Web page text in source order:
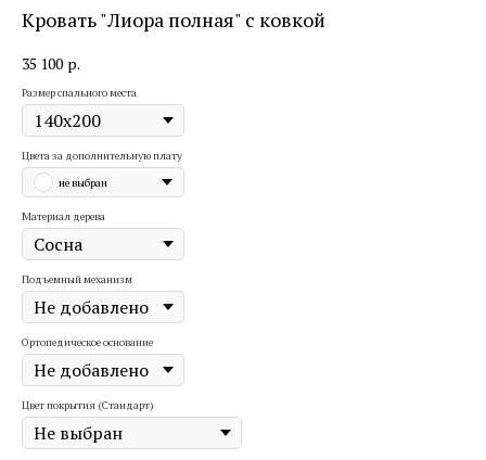
Кровать "Лиора полная" с ковкой
35 100 р.
Размер спального места
Цвета за дополнительную плату
не выбран
Материал дерева
Подъемный механизм
Ортопедическое основание
Цвет покрытия (Стандарт)